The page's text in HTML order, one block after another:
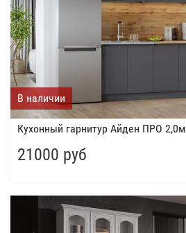
В наличии
Кухонный гарнитур Айден ПРО 2,0м
21000 руб